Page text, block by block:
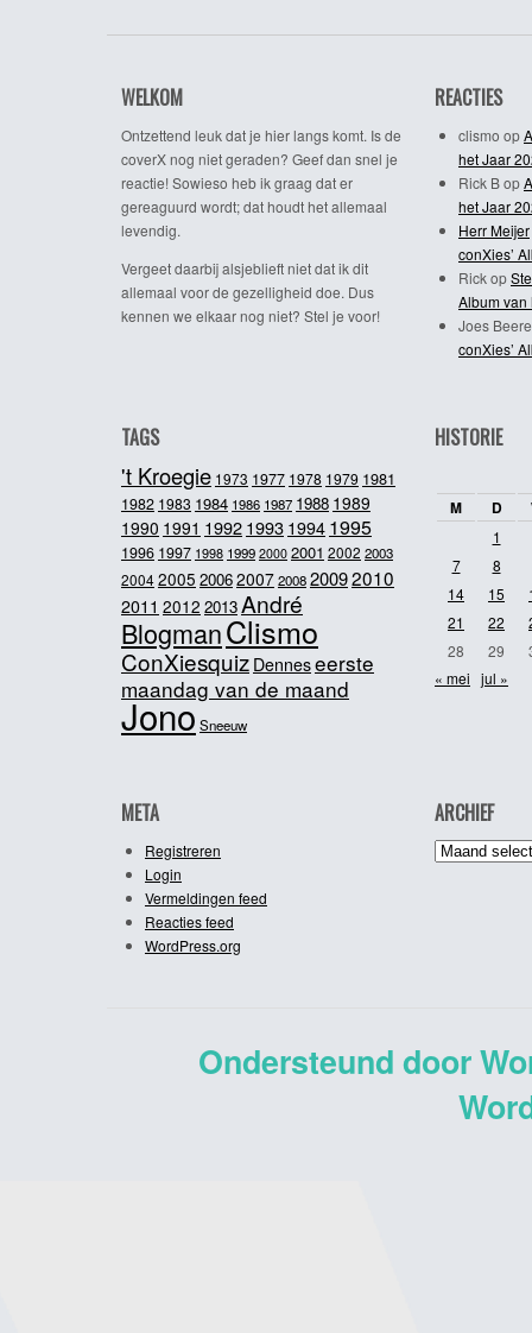
WELKOM
Ontzettend leuk dat je hier langs komt. Is de
coverX nog niet geraden? Geef dan snel je
reactie! Sowieso heb ik graag dat er
gereaguurd wordt; dat houdt het allemaal
levendig.
Vergeet daarbij alsjeblieft niet dat ik dit
allemaal voor de gezelligheid doe. Dus
kennen we elkaar nog niet? Stel je voor!
REACTIES
clismo op
het Jaar
Rick Bop
het Jaar
Herr Meijer
conXies’
Rickop
Album van
Joes
conXies’
TAGS
't Kroegie 1973 1977 1978 1979 1981
1982 1983 1984 1986 1987 1988 1989
1990 1991 19921993 1994 1995
1996 1997 1998 1999 2000 2001 2002 2003
20042005 20062007200820092010
2011 2012 2013André
BlogmanClismo
ConXiesquiz Denneseerste
maandag van de maand
JonoSneeuw
HISTORIE
M D
1
7
8
14
15
21
22
28
29
« mei jul »
META
Registreren
Login
Vermeldingen feed
Reacties feed
WordPress.org
ARCHIEF
Archief
Ondersteund door